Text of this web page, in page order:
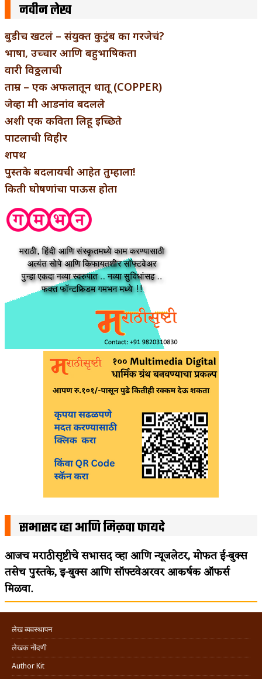
नवीन लेख
बुडीच खटलं – संयुक्त कुटुंब का गरजेचं?
भाषा, उच्चार आणि बहुभाषिकता
वारी विठ्ठलाची
ताम्र – एक अफलातून धातू (COPPER)
जेव्हा मी आडनांव बदलले
अशी एक कविता लिहू इच्छिते
पाटलाची विहीर
शपथ
पुस्तके बदलायची आहेत तुम्हाला!
किती घोषणांचा पाऊस होता
सभासद व्हा आणि मिळवा फायदे
आजच मराठीसृष्टीचे सभासद व्हा आणि न्यूजलेटर, मोफत ई-बुक्स
तसेच पुस्तके, इ-बुक्स आणि सॉफ्टवेअरवर आकर्षक ऑफर्स
मिळवा.
लेख व्यवस्थापन
लेखक नोंदणी
Author Kit